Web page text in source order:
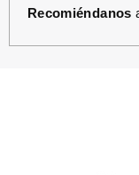
Recomiéndanos